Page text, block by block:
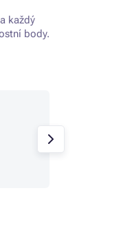
každý
body.